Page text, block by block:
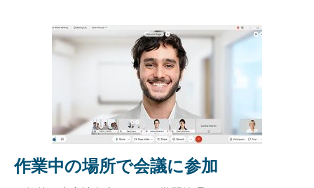
作業中の場所で会議に参加